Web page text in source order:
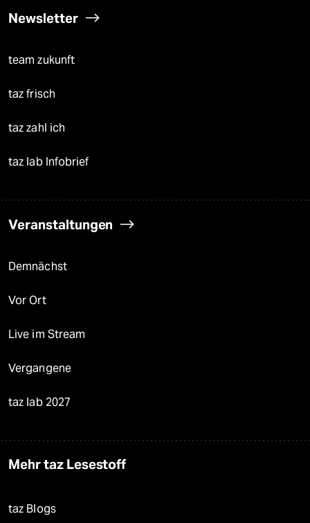
Newsletter
team zukunft
taz frisch
taz zahl ich
taz lab Infobrief
Veranstaltungen
Demnächst
Vor Ort
Live im Stream
Vergangene
taz lab 2027
Mehr taz Lesestoff
taz Blogs